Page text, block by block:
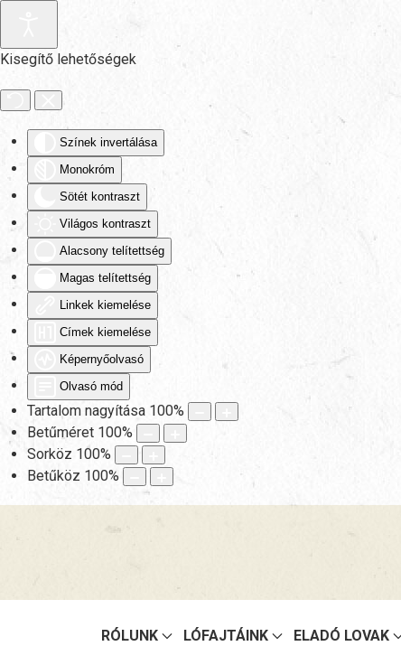
Kisegítő lehetőségek
Színek invertálása
Monokróm
Sötét kontraszt
Világos kontraszt
Alacsony telítettség
Magas telítettség
Linkek kiemelése
Címek kiemelése
Képernyőolvasó
Olvasó mód
Tartalom nagyítása 100%
Betűméret 100%
Sorköz 100%
Betűköz 100%
Fő tartalom átugrása
RÓLUNK LÓFAJTÁINK ELADÓ LOVAK